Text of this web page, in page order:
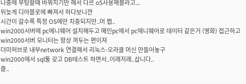
나중에 부팅할때 바꿔치기만 해서 다르 oS사용해볼라고...
뒤늦게 디아블로에 빠져서 하다보니깐
시간이 갈수록 특정 OS에만 치중되지만..머 쩝..
win2000서버에 pc에니웨어 설치해두고 메인pc에서 pc에니웨어로 데이터 같은거 (영화) 접근하고
win2000서버 모니터는 항상 꺼두는 편이져
더미허브로 내부network 연결해서 리눅스-오라클 머신 만들어놓구
win2000에서 sql툴 갖고 DB테스트 하면서..이래저래..삽니다..
즐..